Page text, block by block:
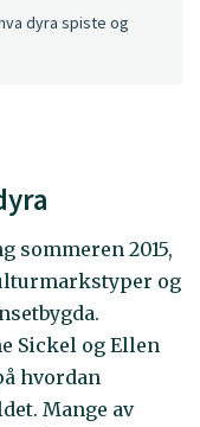
dyra spiste og
sommeren 2015,
og
Sickel og Ellen
hvordan
Mange av